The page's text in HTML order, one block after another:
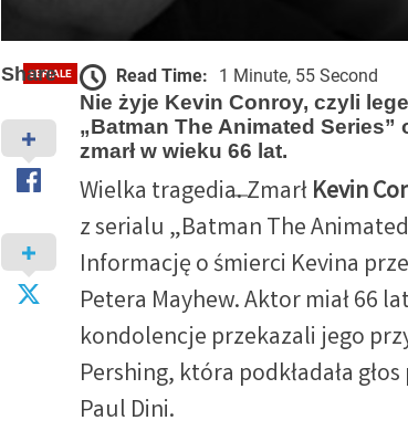
SERIALE
Nie żyje Kevin Conroy.
Batmana
Pan Od Kultury - Wojciech Kozicki 2022-11-11
Share Read Time: 1 Minute, 55 Second
Nie żyje Kevin Conroy, czyli
„Batman The Animated Series”
zmarł w wieku 66 lat.
Wielka tragedia. ZmarłKevin
z serialu „Batman The
Informację o śmierci Kevina
Petera Mayhew. Aktor miał 66
kondolencje przekazali jego
Pershing, która podkładała
Paul Dini.